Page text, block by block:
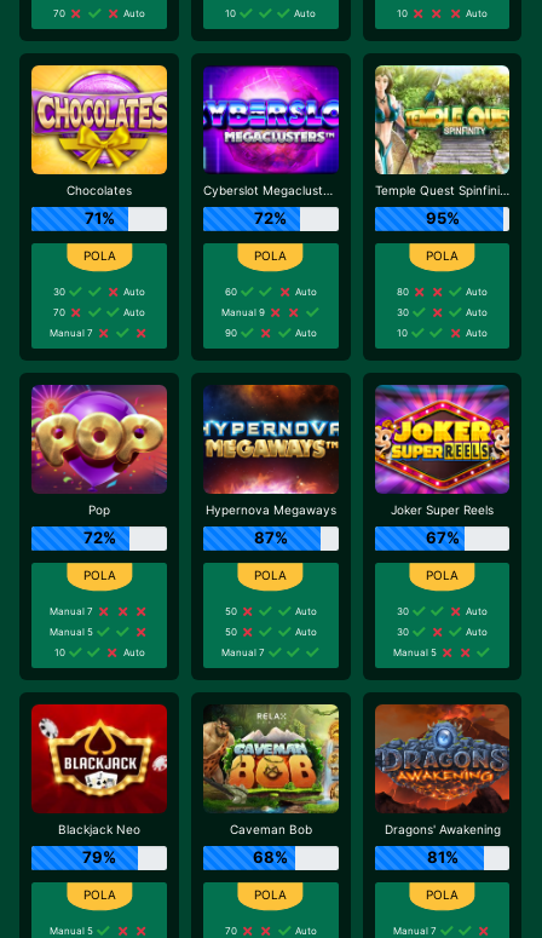
70
Auto
10
Auto
10
Auto
Chocolates
71%
30
Auto
70
Auto
Manual 7
Cyberslot Megaclusters
72%
60
Auto
Manual 9
90
Auto
Temple Quest Spinfinity
95%
80
Auto
30
Auto
10
Auto
Pop
72%
Manual 7
Manual 5
10
Auto
Hypernova Megaways
87%
50
Auto
50
Auto
Manual 7
Joker Super Reels
67%
30
Auto
30
Auto
Manual 5
Blackjack Neo
79%
Manual 5
Caveman Bob
68%
70
Auto
Dragons' Awakening
81%
Manual 7